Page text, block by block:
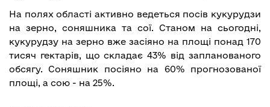
На полях області активно ведеться посів кукурудзи
на зерно, соняшника та сої. Станом на сьогодні,
кукурудзу на зерно вже засіяно на площі понад 170
тисяч гектарів, що складає 43% від запланованого
обсягу. Соняшник посіяно на 60% прогнозованої
площі, а сою - на 25%.